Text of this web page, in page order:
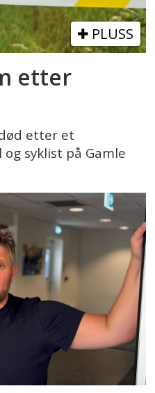
PLUSS
etter
etter et
syklist på Gamle